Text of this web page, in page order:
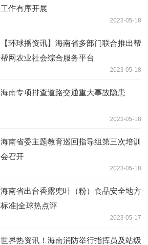
工作有序开展
2023-05-18
【环球播资讯】海南省多部门联合推出帮
帮网农业社会综合服务平台
2023-05-18
海南专项排查道路交通重大事故隐患
2023-05-18
海南省委主题教育巡回指导组第三次培训
会召开
2023-05-18
海南省出台香露兜叶（粉）食品安全地方
标准|全球热点评
2023-05-17
世界热资讯！海南消防举行指挥员及站级